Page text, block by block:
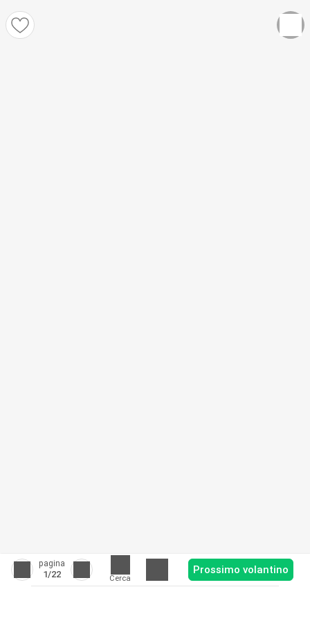
pagina
1/22 Cerca
Prossimo volantino